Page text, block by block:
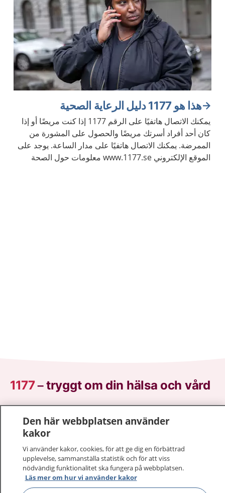
هذا هو 1177 دليل الرعاية الصحية
يمكنك الاتصال هاتفيًا على الرقم 1177 إذا كنت مريضًا أو إذا
كان أحد أفراد أسرتك مريضًا والحصول على المشورة من
الممرضة. يمكنك الاتصال هاتفيًا على مدار الساعة. يوجد على
الموقع الإلكتروني www.1177.se معلومات حول الصحة
1177–tryggt om din hälsa och vård
På 1177.se får du råd om hälsa och information om
sjukdomar och vilka mottagningar du kan kontakta.
Logga in för att läsa din journal och göra dina
vårdärenden. Ring telefonnummer 1177 för
sjukvårdsrådgivning dygnet runt.
1177 ger dig råd när du vill må bättre.
Den här webbplatsen använder
kakor
Vi använder kakor, cookies, för att ge dig en förbättrad
upplevelse, sammanställa statistik och för att viss
nödvändig funktionalitet ska fungera på webbplatsen.
Läs mer om hur vi använder kakor